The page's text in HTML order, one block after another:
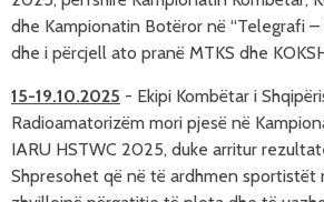
dhe Kampionatin Botëror në “Telegrafi –
dhe i përcjell ato pranë MTKS dhe
15-19.10.2025 - Ekipi Kombëtar i
Radioamatorizëm mori pjesë në
IARU HSTWC 2025, duke arritur
Shpresohet që në të ardhmen sportistët